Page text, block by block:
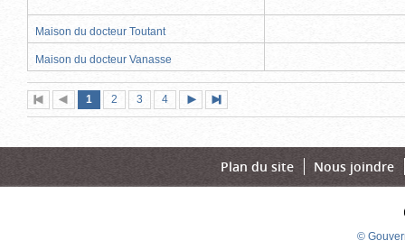
Maison du docteur Toutant
Maison du docteur Vanasse
Première
page
Page
précédente
Page
1 (page
actuelle)
Page
2 Page
3 Page
4
suivante
page
Plan du site Nous joindre
©